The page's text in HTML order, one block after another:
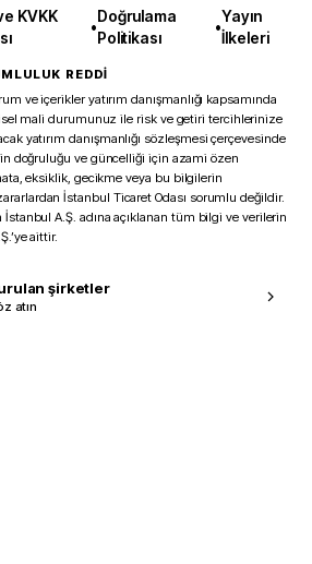
KVKK
•
Doğrulama
Politikası
•
Yayın
İlkeleri
REDDİ
ve içerikler yatırım danışmanlığı kapsamında
mali durumunuz ile risk ve getiri tercihlerinize
yatırım danışmanlığı sözleşmesi çerçevesinde
doğruluğu ve güncelliği için azami özen
eksiklik, gecikme veya bu bilgilerin
İstanbul Ticaret Odası sorumlu değildir.
A.Ş. adına açıklanan tüm bilgi ve verilerin
aittir.
şirketler
atın